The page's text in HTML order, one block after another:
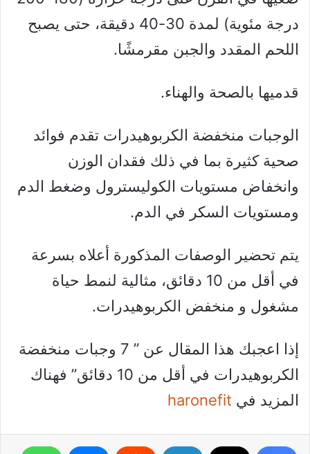
درجة مئوية) لمدة 30-40 دقيقة، حتى يصبح
اللحم المقدد والجبن مقرمشًا.
قدميها بالصحة والهناء.
الوجبات منخفضة الكربوهيدرات تقدم فوائد
صحية كثيرة بما في ذلك فقدان الوزن
وانخفاض مستويات الكوليسترول وضغط الدم
ومستويات السكر في الدم.
يتم تحضير الوصفات المذكورة أعلاه بسرعة
في أقل من 10 دقائق، مثالية لنمط حياة
مشغول و منخفض الكربوهيدرات.
إذا اعجبك هذا المقال عن ” 7 وجبات منخفضة
الكربوهيدرات في أقل من 10 دقائق” فهناك
المزيد في haronefit